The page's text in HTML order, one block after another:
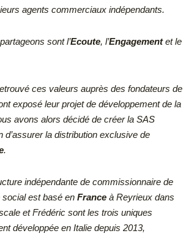
agents commerciaux indépendants.
sont l’Ecoute, l’Engagementet le
ces valeurs auprès des fondateurs de
exposé leur projet de développement de la
avons alors décidé de créer la SAS
d’assurer la distribution exclusive de
.
indépendante de commissionnaire de
est basé en France à Reyrieux dans
et Frédéric sont les trois uniques
développée en Italie depuis 2013,